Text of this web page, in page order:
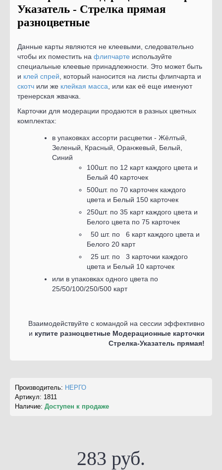
Указатель - Стрелка прямая
разноцветные
Данные карты являются не клеевыми, следовательно
чтобы их поместить на флипчарте используйте
специальные клеевые принадлежности. Это может быть
и клей спрей , который наносится на листы флипчарта и
скотч или же клейкая масса , или как её еще именуют
тренерская жвачка.
Карточки для модерации продаются в разных цветных
комплектах:
в упаковках ассорти расцветки - Жёлтый,
Зеленый, Красный, Оранжевый, Белый,
Синий
100шт. по 12 карт каждого цвета и
Белый 40 карточек
500шт. по 70 карточек каждого
цвета и Белый 150 карточек
250шт. по 35 карт каждого цвета и
Белого цвета по 75 карточек
50 шт. по 6 карт каждого цвета и
Белого 20 карт
25 шт. по 3 карточки каждого
цвета и Белый 10 карточек
или в упаковках одного цвета по
25/50/100/250/500 карт
Взаимодействуйте с командой на сессии эффективно
и купите разноцветные Модерационные карточки
Стрелка-Указатель прямая!
Производитель: НЕРГО
Артикул: 1811
Наличие: Доступен к продаже
283 руб.